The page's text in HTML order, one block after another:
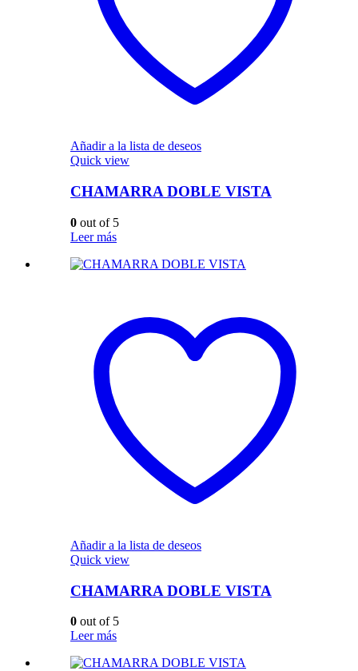
Añadir a la lista de deseos
Quick view
CHAMARRA DOBLE VISTA
0 out of 5
Leer más
Añadir a la lista de deseos
Quick view
CHAMARRA DOBLE VISTA
0 out of 5
Leer más